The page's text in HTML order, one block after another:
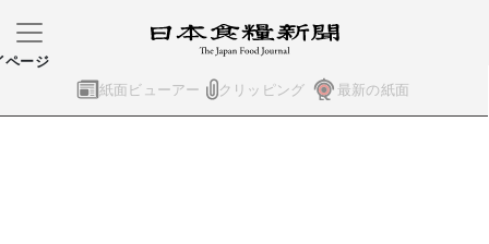
紙面ビューアー クリッピング 最新の紙面
ページ